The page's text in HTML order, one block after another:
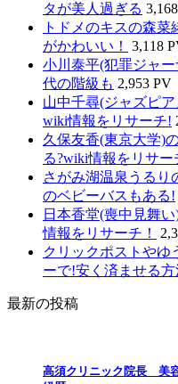
タが美人過ぎる
トドメのキスの森
がかわいい！
3,118
小川泰平(犯罪ジャ
代の階級も 2,953 PV
山中千尋(ジャズピ
wiki情報をリサーチ!
久保友香(東京大学)
る?wiki情報をリサー
さがみ湖温泉うるり
のベビーバスもある!
日本香堂(喪中見舞
情報をリサーチ！
クリックポストやゆ
ーで!安く済ませる方
最新の投稿
高須クリニック院長 美